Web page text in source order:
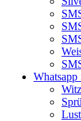
Whatsapp